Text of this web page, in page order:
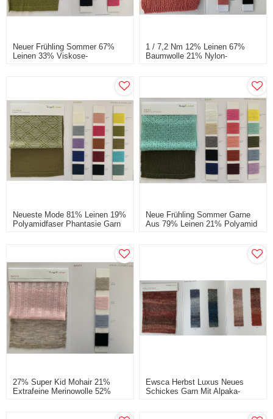
Neuer Frühling Sommer 67%
Leinen 33% Viskose-
1 / 7,2 Nm 12% Leinen 67%
Baumwolle 21% Nylon-
Neueste Mode 81% Leinen 19%
Polyamidfaser Phantasie Garn
Neue Frühling Sommer Garne
Aus 79% Leinen 21% Polyamid
27% Super Kid Mohair 21%
Extrafeine Merinowolle 52%
Ewsca Herbst Luxus Neues
Schickes Garn Mit Alpaka-